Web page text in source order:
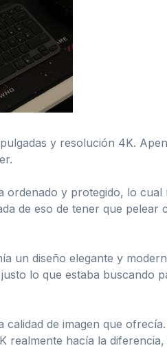
y resolución 4K.
y protegido, lo cual
de eso de tener que pelear
un diseño elegante y
lo que estaba buscando
de imagen que
realmente hacía la